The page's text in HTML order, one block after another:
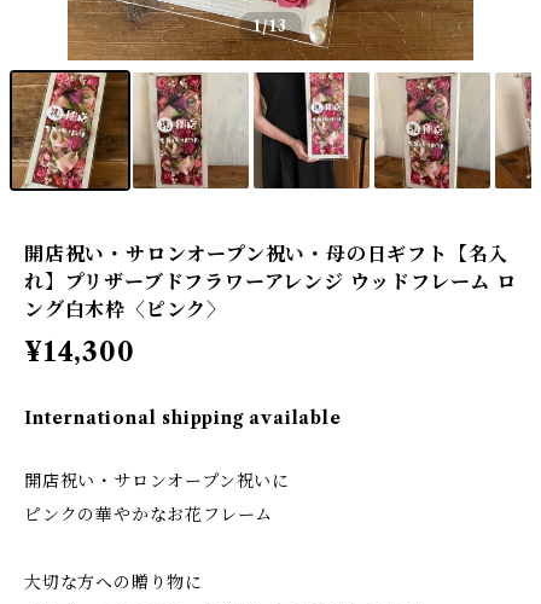
1/13
開店祝い・サロンオープン祝い・母の日ギフト【名入
れ】プリザーブドフラワーアレンジ ウッドフレーム ロ
ング白木枠〈ピンク〉
¥14,300
International shipping available
開店祝い・サロンオープン祝いに
ピンクの華やかなお花フレーム
大切な方への贈り物に